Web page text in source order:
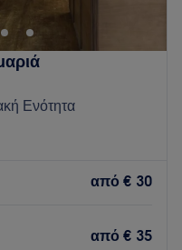
Ενότητα
από € 30
από € 35